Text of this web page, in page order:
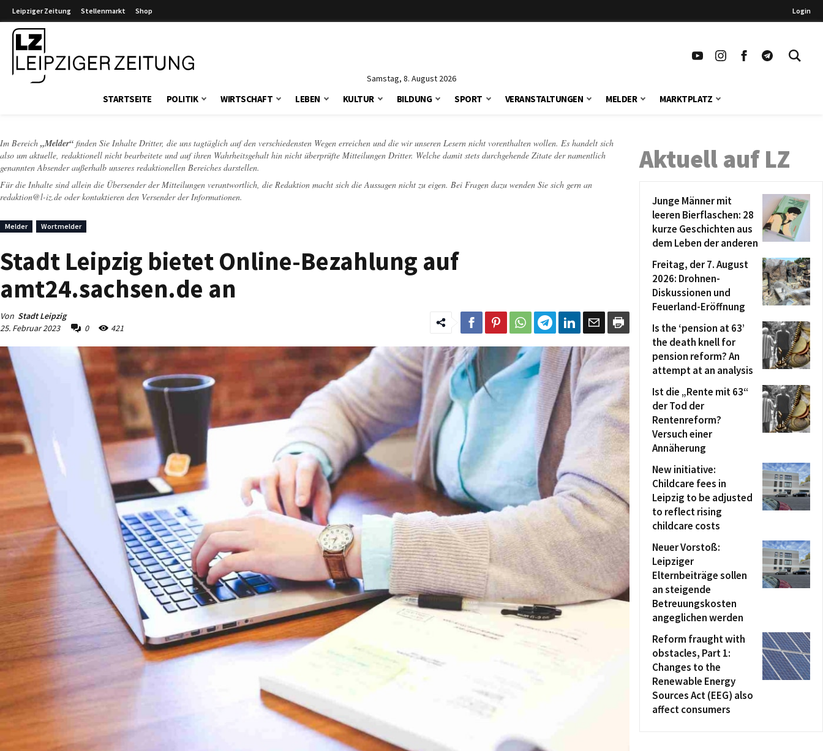
Leipziger Zeitung Stellenmarkt Shop Login
Samstag, 8. August 2026
STARTSEITE POLITIK WIRTSCHAFT LEBEN KULTUR BILDUNG SPORT VERANSTALTUNGEN MELDER MARKTPLATZ
Im Bereich „Melder“ finden Sie Inhalte Dritter, die uns tagtäglich auf den verschiedensten Wegen erreichen und die wir unseren Lesern nicht vorenthalten wollen. Es handelt sich
also um aktuelle, redaktionell nicht bearbeitete und auf ihren Wahrheitsgehalt hin nicht überprüfte Mitteilungen Dritter. Welche damit stets durchgehende Zitate der namentlich
genannten Absender außerhalb unseres redaktionellen Bereiches darstellen.
Für die Inhalte sind allein die Übersender der Mitteilungen verantwortlich, die Redaktion macht sich die Aussagen nicht zu eigen. Bei Fragen dazu wenden Sie sich gern an
redaktion@l-iz.de oder kontaktieren den Versender der Informationen.
Melder Wortmelder
Stadt Leipzig bietet Online-Bezahlung auf
amt24.sachsen.de an
Von Stadt Leipzig
25. Februar 2023
0 421
Aktuell auf LZ
Junge Männer mit
leeren Bierflaschen: 28
kurze Geschichten aus
dem Leben der anderen
Freitag, der 7. August
2026: Drohnen-
Diskussionen und
Feuerland-Eröffnung
Is the ‘pension at 63’
the death knell for
pension reform? An
attempt at an analysis
Ist die „Rente mit 63“
der Tod der
Rentenreform?
Versuch einer
Annäherung
New initiative:
Childcare fees in
Leipzig to be adjusted
to reflect rising
childcare costs
Neuer Vorstoß:
Leipziger
Elternbeiträge sollen
an steigende
Betreuungskosten
angeglichen werden
Reform fraught with
obstacles, Part 1:
Changes to the
Renewable Energy
Sources Act (EEG) also
affect consumers